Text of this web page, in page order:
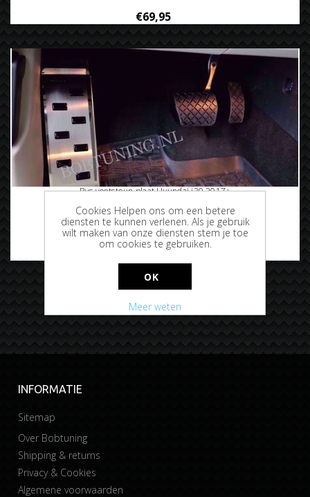
€69,95
Rvs voetsteun plaat Hyundai i30 2017+
€32,50
INFORMATIE
Sitemap
Over Bobtuning
Shipping & returns
Privacy & Cookies
Algemene voorwaarden
Cookies Helpen ons om een betere
diensten te kunnen verlenen. Als je gebruik
wilt maken van onze diensten stem je toe
om cookies te gebruiken.
OK
Meer weten